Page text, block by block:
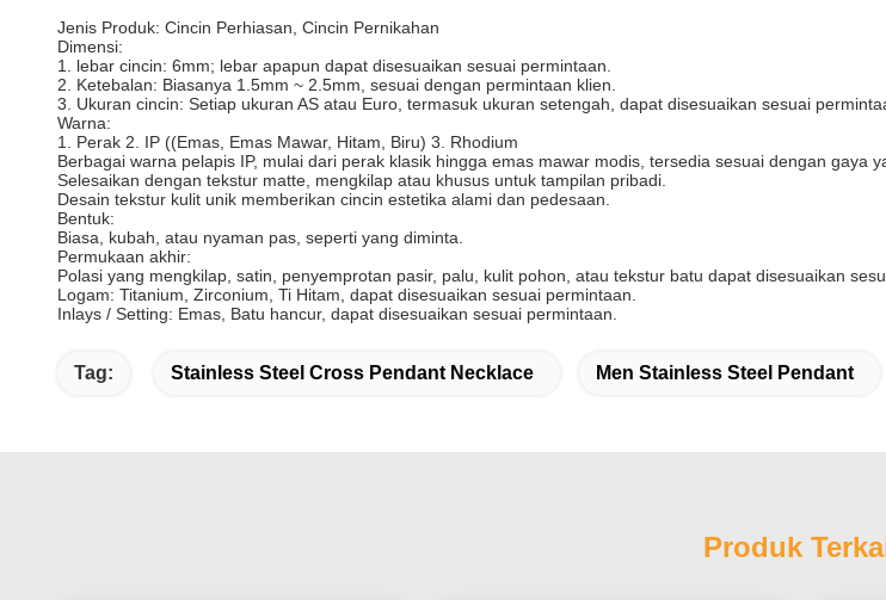
Jenis Produk: Cincin Perhiasan, Cincin Pernikahan
Dimensi:
1. lebar cincin: 6mm; lebar apapun dapat disesuaikan sesuai permintaan.
2. Ketebalan: Biasanya 1.5mm ~ 2.5mm, sesuai dengan permintaan klien.
3. Ukuran cincin: Setiap ukuran AS atau Euro, termasuk ukuran setengah, dapat disesuaikan sesuai
Warna:
1. Perak 2. IP ((Emas, Emas Mawar, Hitam, Biru) 3. Rhodium
Berbagai warna pelapis IP, mulai dari perak klasik hingga emas mawar modis, tersedia sesuai dengan gaya
Selesaikan dengan tekstur matte, mengkilap atau khusus untuk tampilan pribadi.
Desain tekstur kulit unik memberikan cincin estetika alami dan pedesaan.
Bentuk:
Biasa, kubah, atau nyaman pas, seperti yang diminta.
Permukaan akhir:
Polasi yang mengkilap, satin, penyemprotan pasir, palu, kulit pohon, atau tekstur batu dapat disesuaikan
Logam: Titanium, Zirconium, Ti Hitam, dapat disesuaikan sesuai permintaan.
Inlays / Setting: Emas, Batu hancur, dapat disesuaikan sesuai permintaan.
Tag: Stainless Steel Cross Pendant Necklace Men Stainless Steel Pendant
Produk